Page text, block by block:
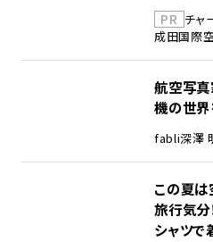
PR チャ
成田国際
航空写真
機の世界
fabli深澤
この夏
旅行気分
シャツで